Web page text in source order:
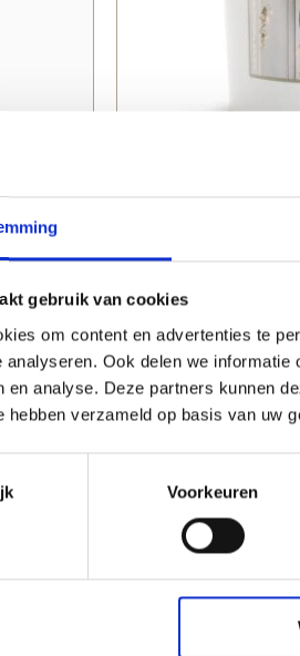
gebruik van cookies
om content en advertenties te
analyseren. Ook delen we
en analyse. Deze partners kunnen
hebben verzameld op basis van uw
Voorkeuren
sluieren
100% natuurlijke
vanaf12,
je wilt geen zware verflucht
vermogen en materiaalkeuze
wonen.